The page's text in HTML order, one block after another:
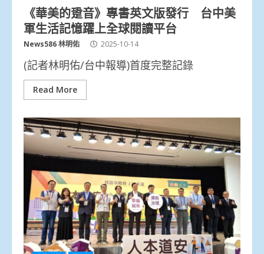
《華美的跫音》專書英文版發行 台中美
軍生活記憶躍上全球閱讀平台
News586 林明佑 2025-10-14
(記者林明佑/台中報導)首度完整記錄
Read More